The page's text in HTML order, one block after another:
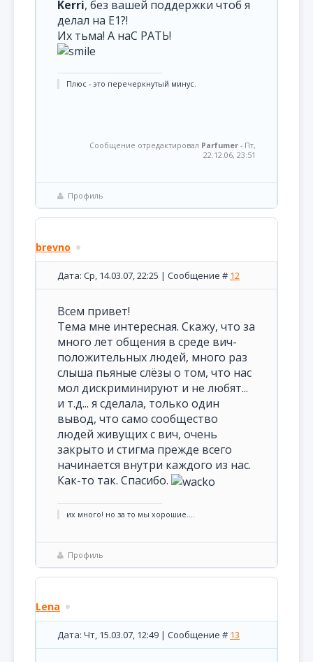
Kerri, без вашей поддержки чтоб я
делал на Е1?!
Их тьма! А наС РАТЬ!
Плюс - это перечеркнутый минус.
Сообщение отредактировал Parfumer - Пт,
22.12.06, 23:51
Профиль
brevno
Дата: Ср, 14.03.07, 22:25 | Сообщение # 12
Всем привет!
Тема мне интересная. Скажу, что за
много лет общения в среде вич-
положительных людей, много раз
слыша пьяные слёзы о том, что нас
мол дискриминируют и не любят...
и т.д... я сделала, только один
вывод, что само сообщество
людей живущих с вич, очень
закрыто и стигма прежде всего
начинается внутри каждого из нас.
Как-то так. Спасибо.
их много! но за то мы хорошие....
Профиль
Lena
Дата: Чт, 15.03.07, 12:49 | Сообщение # 13